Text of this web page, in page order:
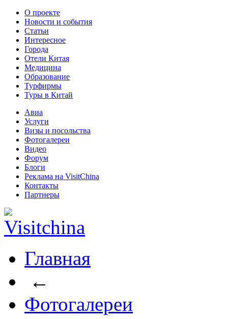
О проекте
Новости и события
Статьи
Интересное
Города
Отели Китая
Медицина
Образование
Турфирмы
Туры в Китай
Авиа
Услуги
Визы и посольства
Фотогалереи
Видео
Форум
Блоги
Реклама на VisitChina
Контакты
Партнеры
Главная
←
Фотогалереи